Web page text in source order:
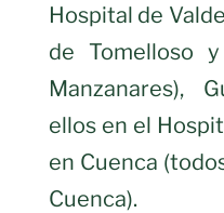
Hospital de
de Tomelloso
Manzanares),
ellos en el
en Cuenca
Cuenca).